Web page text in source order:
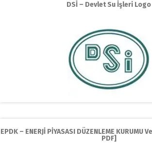
DSİ – Devlet Su İşleri Logo
EPDK – ENERJİ PİYASASI DÜZENLEME
PDF]